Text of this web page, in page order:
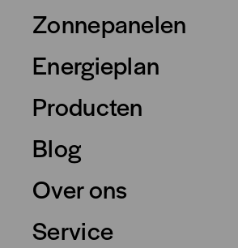
Zonnepanelen
Energieplan
Producten
Blog
Over ons
Service